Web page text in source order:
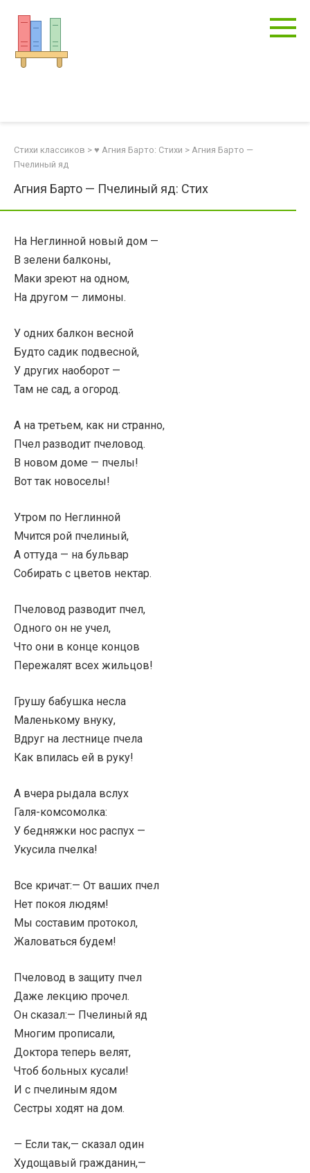
контенту
Стихи классиков > ♥ Агния Барто: Стихи > Агния Барто —
Пчелиный яд
Агния Барто — Пчелиный яд: Стих
На Неглинной новый дом —
В зелени балконы,
Маки зреют на одном,
На другом — лимоны.
У одних балкон весной
Будто садик подвесной,
У других наоборот —
Там не сад, а огород.
А на третьем, как ни странно,
Пчел разводит пчеловод.
В новом доме — пчелы!
Вот так новоселы!
Утром по Неглинной
Мчится рой пчелиный,
А оттуда — на бульвар
Собирать с цветов нектар.
Пчеловод разводит пчел,
Одного он не учел,
Что они в конце концов
Пережалят всех жильцов!
Грушу бабушка несла
Маленькому внуку,
Вдруг на лестнице пчела
Как впилась ей в руку!
А вчера рыдала вслух
Галя-комсомолка:
У бедняжки нос распух —
Укусила пчелка!
Все кричат:— От ваших пчел
Нет покоя людям!
Мы составим протокол,
Жаловаться будем!
Пчеловод в защиту пчел
Даже лекцию прочел.
Он сказал:— Пчелиный яд
Многим прописали,
Доктора теперь велят,
Чтоб больных кусали!
И с пчелиным ядом
Сестры ходят на дом.
— Если так,— сказал один
Худощавый гражданин,—